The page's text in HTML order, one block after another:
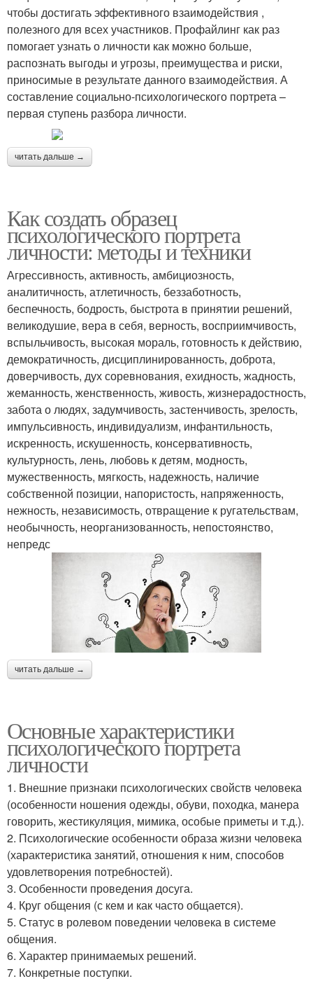
чтобы достигать эффективного взаимодействия ,
полезного для всех участников. Профайлинг как раз
помогает узнать о личности как можно больше,
распознать выгоды и угрозы, преимущества и риски,
приносимые в результате данного взаимодействия. А
составление социально-психологического портрета –
первая ступень разбора личности.
читать дальше →
Как создать образец
психологического портрета
личности: методы и техники
Агрессивность, активность, амбициозность,
аналитичность, атлетичность, беззаботность,
беспечность, бодрость, быстрота в принятии решений,
великодушие, вера в себя, верность, восприимчивость,
вспыльчивость, высокая мораль, готовность к действию,
демократичность, дисциплинированность, доброта,
доверчивость, дух соревнования, ехидность, жадность,
жеманность, женственность, живость, жизнерадостность,
забота о людях, задумчивость, застенчивость, зрелость,
импульсивность, индивидуализм, инфантильность,
искренность, искушенность, консервативность,
культурность, лень, любовь к детям, модность,
мужественность, мягкость, надежность, наличие
собственной позиции, напористость, напряженность,
нежность, независимость, отвращение к ругательствам,
необычность, неорганизованность, непостоянство,
непредс
читать дальше →
Основные характеристики
психологического портрета
личности
1. Внешние признаки психологических свойств человека
(особенности ношения одежды, обуви, походка, манера
говорить, жестикуляция, мимика, особые приметы и т.д.).
2. Психологические особенности образа жизни человека
(характеристика занятий, отношения к ним, способов
удовлетворения потребностей).
3. Особенности проведения досуга.
4. Круг общения (с кем и как часто общается).
5. Статус в ролевом поведении человека в системе
общения.
6. Характер принимаемых решений.
7. Конкретные поступки.